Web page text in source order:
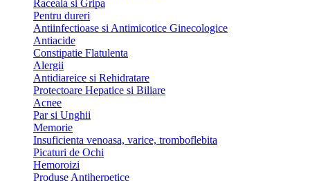
Raceala si Gripa
Pentru dureri
Antiinfectioase si Antimicotice Ginecologice
Antiacide
Constipatie Flatulenta
Alergii
Antidiareice si Rehidratare
Protectoare Hepatice si Biliare
Acnee
Par si Unghii
Memorie
Insuficienta venoasa, varice, tromboflebita
Picaturi de Ochi
Hemoroizi
Produse Antiherpetice